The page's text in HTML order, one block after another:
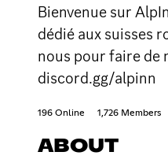
Bienvenue sur
dédié aux suisses
nous pour faire de
discord.gg/alpinn
196 Online 1,726 Members
ABOUT